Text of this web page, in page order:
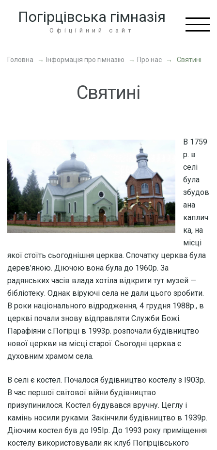
Enter)
Погірцівська гімназія
Офіційний сайт
Головна → Інформація про гімназію → Про нас → Святині
Святині
В 1759
р. в
селi
була
збудов
ана
каплич
ка, на
мiсцi
якої стоїть сьогоднiшня церква. Спочатку церква була
дерев’яною. Дiючою вона була до 1960р. За
радянських часiв влада хотiла вiдкрити тут музей —
бiблiотеку. Однак вiруючi села не дали цього зробити.
В роки нацiонального вiдродження, 4 грудня 1988р., в
церквi почали знову вiдправляти Служби Божi.
Парафiяни с.Погiрцi в 1993р. розпочали будiвництво
нової церкви на мiсцi старої. Сьогоднi церква є
духовним храмом села.
В селi є костел. Почалося будiвництво костелу з I90Зр.
В час першої свiтової вiйни будiвництво
призупинилося. Костел будувався вручну. Цеглу i
камiнь носили руками. Закiнчили будiвництво в 19З9р.
Дiючим костел був до I95Iр. До 1993 року приміщення
костелу використовували як клуб Погірцівського